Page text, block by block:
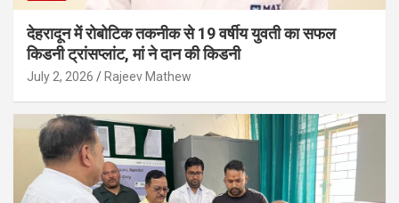
देहरादून में रोबोटिक तकनीक से 19 वर्षीय युवती का सफल
किडनी ट्रांसप्लांट, मां ने दान की किडनी
July 2, 2026 Rajeev Mathew